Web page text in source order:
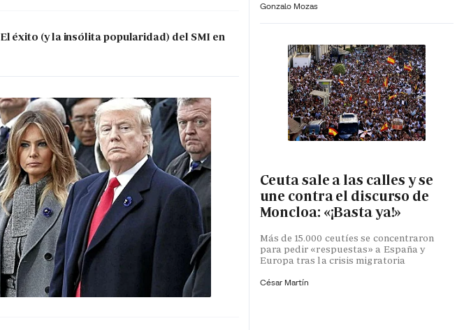
El éxito (y la insólita popularidad) del SMI en
Gonzalo Mozas
Ceuta sale a las calles y se
une contra el discurso de
Moncloa: «¡Basta ya!»
Más de 15.000 ceutíes se concentraron
para pedir «respuestas» a España y
Europa tras la crisis migratoria
César Martín